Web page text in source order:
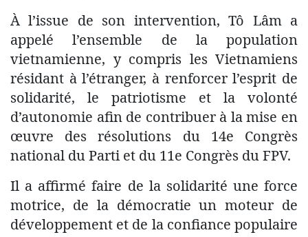
À l’issue de son intervention, Tô Lâm a
appelé l’ensemble de la population
vietnamienne, y compris les Vietnamiens
résidant à l’étranger, à renforcer l’esprit de
solidarité, le patriotisme et la volonté
d’autonomie afin de contribuer à la mise en
œuvre des résolutions du 14e Congrès
national du Parti et du 11e Congrès du FPV.
Il a affirmé faire de la solidarité une force
motrice, de la démocratie un moteur de
développement et de la confiance populaire